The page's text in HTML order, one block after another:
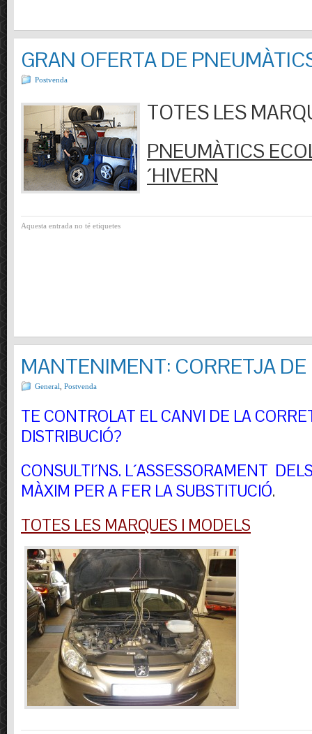
GRAN OFERTA DE
Postvenda
TOTES LES
PNEUMÀTICS
´HIVERN
Aquesta entrada no té etiquetes
MANTENIMENT: CORRETJA
General Postvenda
TE CONTROLAT EL CANVI DE LA
DISTRIBUCIÓ?
CONSULTI´NS. L´ASSESSORAMENT
MÀXIM PER A FER LA SUBSTITUCIÓ.
TOTES LES MARQUES I MODELS